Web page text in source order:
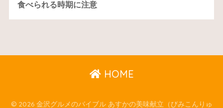
食べられる時期に注意
HOME
© 2026 金沢グルメのバイブル あすかの美味献立（びみこんりゅ